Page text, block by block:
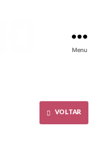
Menu
VOLTAR